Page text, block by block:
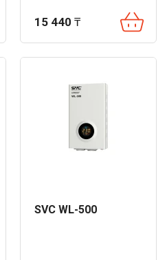
15 440 ₸
SVC WL-500